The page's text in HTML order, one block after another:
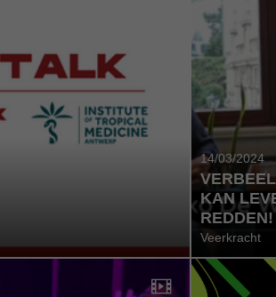
14/03/2024
KAN
REDDEN!
Veerkracht